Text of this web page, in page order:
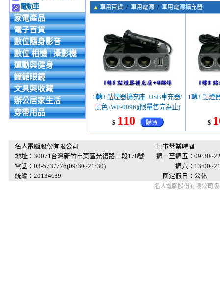
電動車
家電產品
電子百貨
數位隨身影音
數位 相機 | 攝影機
運動與健身
鐘錶眼鏡
文具與收藏
辦公居家生活
穿帶用品
▲ 車用百貨 / 車用電源 / 車用電源擴充器
1轉3 點煙器擴充座+USB車充器/
黑色 (WF-0096)(限量售完為止)
$ 110 購買
1轉3 點煙
$
名人電腦股份有限公司
地址：30071台灣新竹市東區光復路二段178號
電話：03-5737776(09:30~21:30)
統編：20134689
門市營業時間
週一至週五：
週六：
國定假日：公休
名人電腦股份有限公司版